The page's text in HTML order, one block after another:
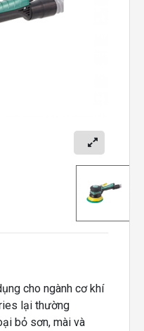
cho ngành cơ khí
lại thường
bỏ sơn, mài và